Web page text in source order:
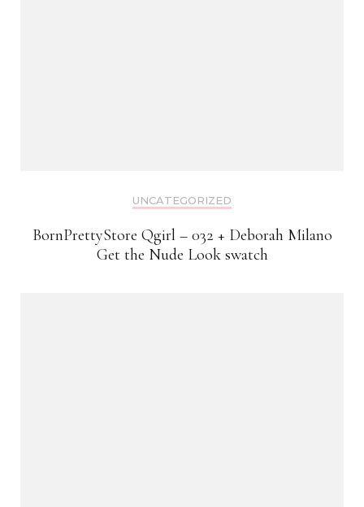
UNCATEGORIZED
BornPrettyStore Qgirl – 032 + Deborah Milano
Get the Nude Look swatch